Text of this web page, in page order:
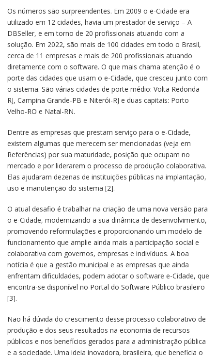
Os números são surpreendentes. Em 2009 o e-Cidade era
utilizado em 12 cidades, havia um prestador de serviço – A
DBSeller, e em torno de 20 profissionais atuando com a
solução. Em 2022, são mais de 100 cidades em todo o Brasil,
cerca de 11 empresas e mais de 200 profissionais atuando
diretamente com o software. O que mais chama atenção é o
porte das cidades que usam o e-Cidade, que cresceu junto com
o sistema. São várias cidades de porte médio: Volta Redonda-
RJ, Campina Grande-PB e Niterói-RJ e duas capitais: Porto
Velho-RO e Natal-RN.
Dentre as empresas que prestam serviço para o e-Cidade,
existem algumas que merecem ser mencionadas (veja em
Referências) por sua maturidade, posição que ocupam no
mercado e por liderarem o processo de produção colaborativa.
Elas ajudaram dezenas de instituições públicas na implantação,
uso e manutenção do sistema [2].
O atual desafio é trabalhar na criação de uma nova versão para
o e-Cidade, modernizando a sua dinâmica de desenvolvimento,
promovendo reformulações e proporcionando um modelo de
funcionamento que amplie ainda mais a participação social e
colaborativa com governos, empresas e indivíduos. A boa
notícia é que a gestão municipal e as empresas que ainda
enfrentam dificuldades, podem adotar o software e-Cidade, que
encontra-se disponível no Portal do Software Público brasileiro
[3].
Não há dúvida do crescimento desse processo colaborativo de
produção e dos seus resultados na economia de recursos
públicos e nos benefícios gerados para a administração pública
e a sociedade. Uma ideia inovadora, brasileira, que beneficia o